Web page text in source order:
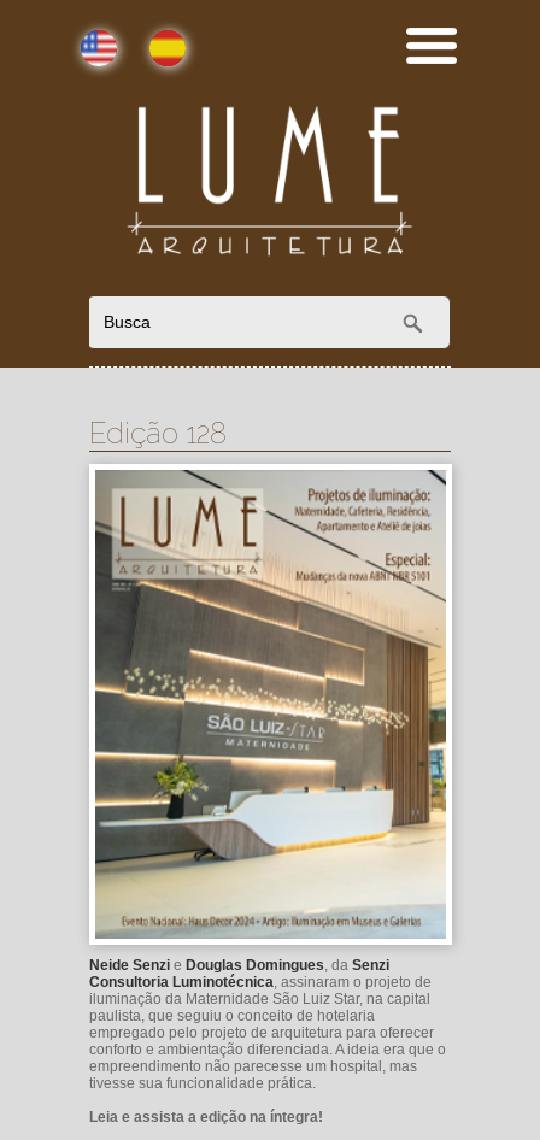
English Español
Edição 128
Neide Senzi e Douglas Domingues, da Senzi
Consultoria Luminotécnica, assinaram o projeto de
iluminação da Maternidade São Luiz Star, na capital
paulista, que seguiu o conceito de hotelaria
empregado pelo projeto de arquitetura para oferecer
conforto e ambientação diferenciada. A ideia era que o
empreendimento não parecesse um hospital, mas
tivesse sua funcionalidade prática.
Leia e assista a edição na íntegra!